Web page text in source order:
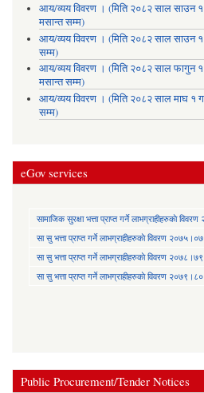
आय/व्यय विवरण । (मिति २०८२ साल साउन
मसान्त सम्म)
आय/व्यय विवरण । (मिति २०८२ साल साउन
सम्म)
आय/व्यय विवरण । (मिति २०८२ साल फागुन
मसान्त सम्म)
आय/व्यय विवरण । (मिति २०८२ साल माघ १
सम्म)
eGov services
सामाजिक सुरक्षा भत्ता प्राप्त गर्ने लाभग्राहीहरुकाे
सा‍ सु भत्ता प्राप्त गर्ने लाभग्राहीहरुकाे विवरण
सा‍ सु भत्ता प्राप्त गर्ने लाभग्राहीहरुकाे विवरण २०७८।७९
सा‍ सु भत्ता प्राप्त गर्ने लाभग्राहीहरुकाे विवरण
Public Procurement/Tender Notices